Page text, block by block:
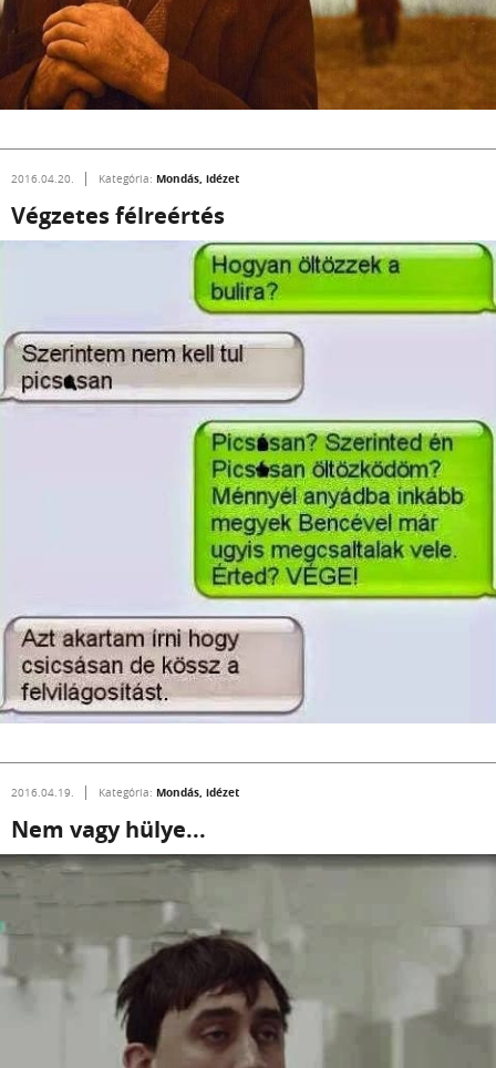
2016.04.20. Kategória: Mondás, idézet
Végzetes félreértés
2016.04.19. Kategória: Mondás, idézet
Nem vagy hülye...